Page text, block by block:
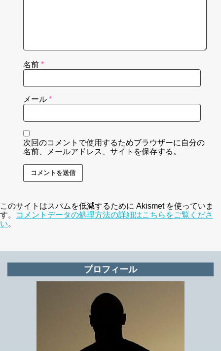
名前 *
メール *
次回のコメントで使用するためブラウザーに自分の
名前、メールアドレス、サイトを保存する。
このサイトはスパムを低減するために Akismet を使っていま
す。
コメントデータの処理方法の詳細はこちらをご覧くださ
い。
プロフィール